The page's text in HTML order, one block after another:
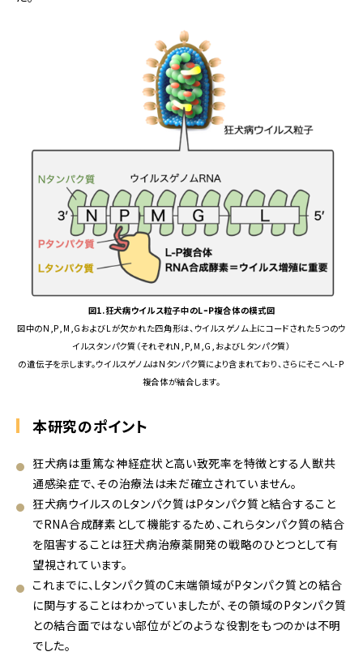
図1.狂犬病ウイルス粒子中のLｰP複合体の模式図
図中のN,P,M,GおよびLが欠かれた四角形は、ウイルスゲノム上にコードされた５つのウ
イルスタンパク質（それぞれN,P,M,G,およびLタンパク質）
の遺伝子を示します。ウイルスゲノムはNタンパク質により含まれており、さらにそこへL-P
複合体が結合します。
本研究のポイント
狂犬病は重篤な神経症状と高い致死率を特徴とする人獣共
通感染症で、その治療法は未だ確立されていません。
狂犬病ウイルスのLタンパク質はPタンパク質と結合すること
でRNA合成酵素として機能するため、これらタンパク質の結合
を阻害することは狂犬病治療薬開発の戦略のひとつとして有
望視されています。
これまでに、Lタンパク質のC末端領域がPタンパク質との結合
に関与することはわかっていましたが、その領域のPタンパク質
との結合面ではない部位がどのような役割をもつのかは不明
でした。